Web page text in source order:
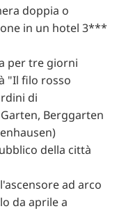
doppia o
in un hotel 3***
per tre giorni
"Il filo rosso
di
Berggarten
della città
ad arco
da aprile a